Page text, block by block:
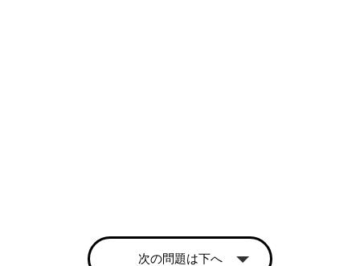
次の問題は下へ